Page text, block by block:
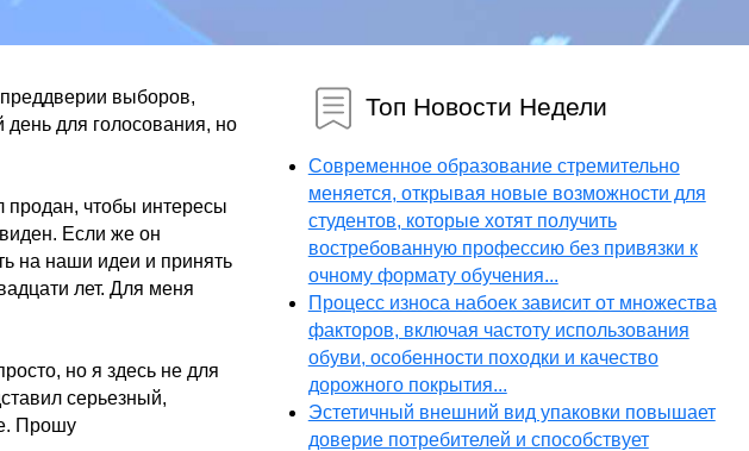
выборов,
для голосования, но
продан, чтобы интересы
Если же он
на наши идеи и принять
лет. Для меня
но я здесь не для
серьезный,
Прошу
Топ Новости Недели
Современное образование стремительно
меняется, открывая новые возможности для
студентов, которые хотят получить
востребованную профессию без привязки к
очному формату обучения...
Процесс износа набоек зависит от множества
факторов, включая частоту использования
обуви, особенности походки и качество
дорожного покрытия...
Эстетичный внешний вид упаковки повышает
доверие потребителей и способствует